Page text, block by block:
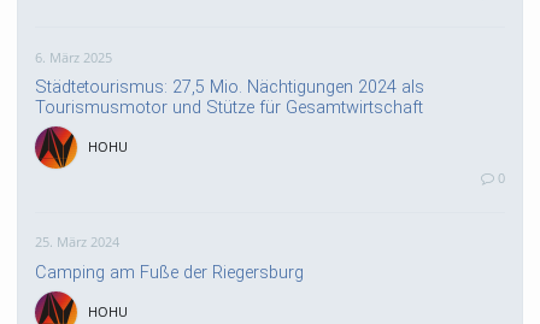
6. März 2025
Städtetourismus: 27,5 Mio. Nächtigungen 2024 als
Tourismusmotor und Stütze für Gesamtwirtschaft
HOHU
0
25. März 2024
Camping am Fuße der Riegersburg
HOHU